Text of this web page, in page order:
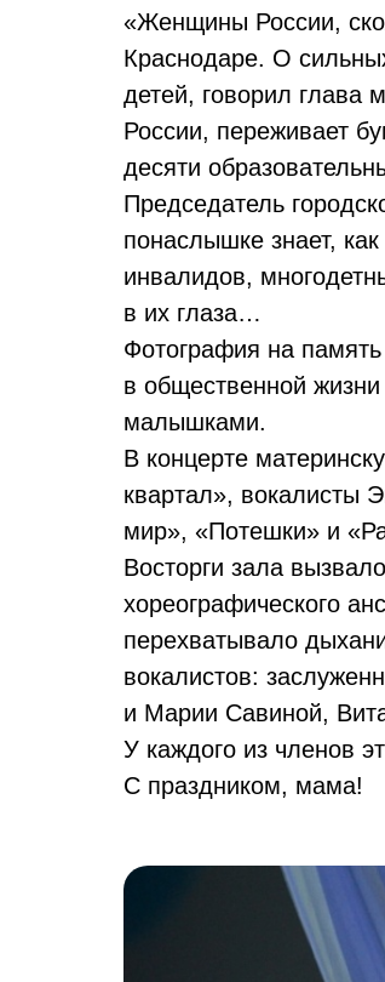
«Женщины России,
Краснодаре. О
детей, говорил глава
России, переживает
десяти
Председатель
понаслышке знает,
инвалидов,
в их глаза…
Фотография на
в общественной
малышками.
В концерте
квартал», вокалисты
мир», «Потешки» и
Восторги зала
хореографического
перехватывало
вокалистов:
и Марии Савиной,
У каждого из членов
С праздником, мама!